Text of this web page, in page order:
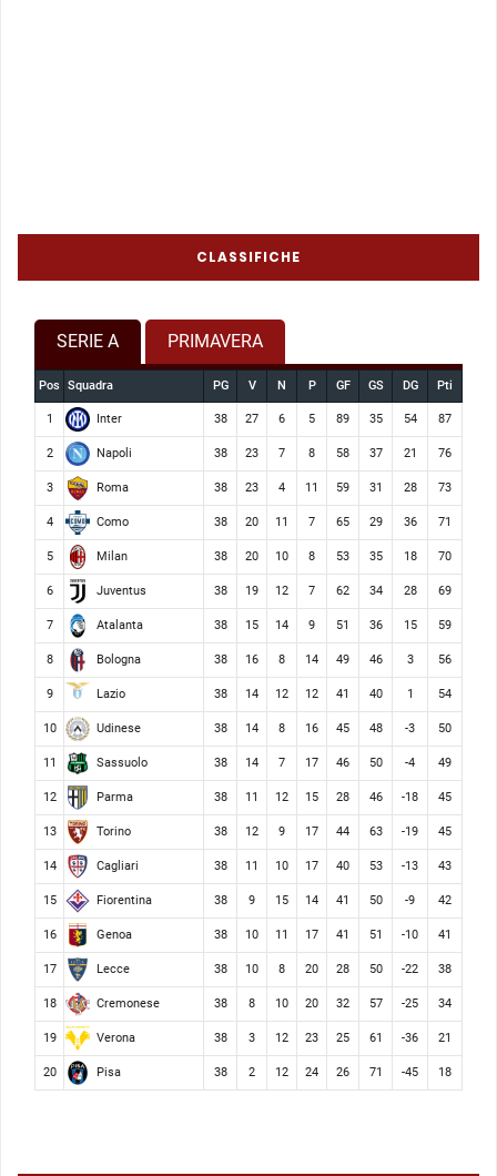
CLASSIFICHE
SERIE A PRIMAVERA
Pos Squadra PG V N P GF GS DG Pti
1 Inter 38 27 6 5 89 35 54 87
2 Napoli 38 23 7 8 58 37 21 76
3 Roma 38 23 4 11 59 31 28 73
4 Como 38 20 11 7 65 29 36 71
5 Milan 38 20 10 8 53 35 18 70
6 Juventus 38 19 12 7 62 34 28 69
7 Atalanta 38 15 14 9 51 36 15 59
8 Bologna 38 16 8 14 49 46 3 56
9 Lazio 38 14 12 12 41 40 1 54
10 Udinese 38 14 8 16 45 48 -3 50
11 Sassuolo 38 14 7 17 46 50 -4 49
12 Parma 38 11 12 15 28 46 -18 45
13 Torino 38 12 9 17 44 63 -19 45
14 Cagliari 38 11 10 17 40 53 -13 43
15 Fiorentina 38 9 15 14 41 50 -9 42
16 Genoa 38 10 11 17 41 51 -10 41
17 Lecce 38 10 8 20 28 50 -22 38
18 Cremonese 38 8 10 20 32 57 -25 34
19 Verona 38 3 12 23 25 61 -36 21
20 Pisa 38 2 12 24 26 71 -45 18